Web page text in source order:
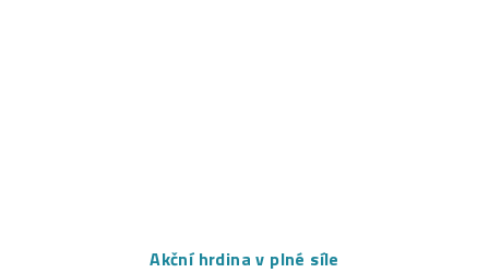
Akční hrdina v plné síle